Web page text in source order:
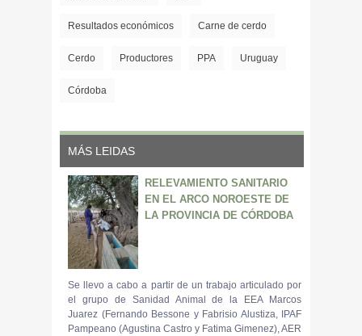
Resultados económicos Carne de cerdo
Cerdo Productores PPA Uruguay
Córdoba
MÁS LEIDAS
RELEVAMIENTO SANITARIO
EN EL ARCO NOROESTE DE
LA PROVINCIA DE CÓRDOBA
Se llevo a cabo a partir de un trabajo articulado por
el grupo de Sanidad Animal de la EEA Marcos
Juarez (Fernando Bessone y Fabrisio Alustiza, IPAF
Pampeano (Agustina Castro y Fatima Gimenez), AER